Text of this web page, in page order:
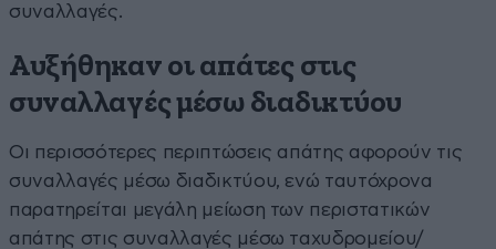
συναλλαγές.
Αυξήθηκαν οι απάτες στις
συναλλαγές μέσω διαδικτύου
Οι περισσότερες περιπτώσεις απάτης αφορούν τις
συναλλαγές μέσω διαδικτύου, ενώ ταυτόχρονα
παρατηρείται μεγάλη μείωση των περιστατικών
απάτης στις συναλλαγές μέσω ταχυδρομείου/